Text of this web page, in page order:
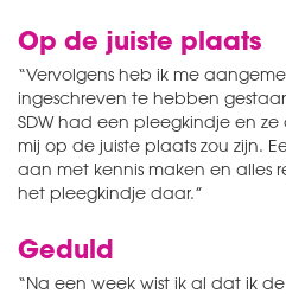
Op de juiste plaats
“Vervolgens heb ik me
ingeschreven te hebben
SDW had een pleegkindje en
mij op de juiste plaats zou zijn.
aan met kennis maken en alles
het pleegkindje daar.”
Geduld
“Na een week wist ik al dat ik